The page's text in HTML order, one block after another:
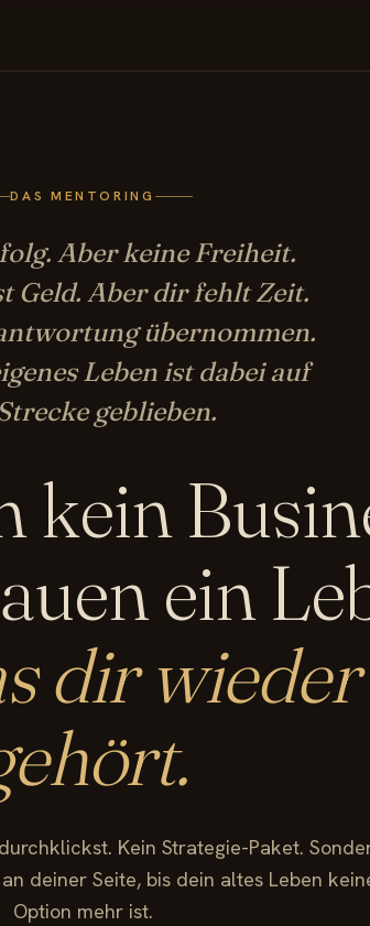
DAS MENTORING
Aber keine Freiheit.
Geld. Aber dir fehlt Zeit.
übernommen.
Leben ist dabei auf
geblieben.
kein
ein
dir wieder
Kein Strategie-Paket.
deiner Seite, bis dein altes Leben
Option mehr ist.